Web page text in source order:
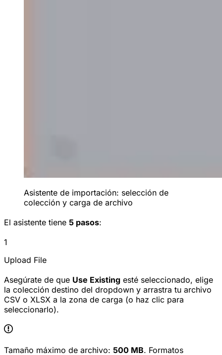
Asistente de importación: selección de
colección y carga de archivo
El asistente tiene 5 pasos:
1
Upload File
Asegúrate de que Use Existing esté seleccionado, elige
la colección destino del dropdown y arrastra tu archivo
CSV o XLSX a la zona de carga (o haz clic para
seleccionarlo).
Tamaño máximo de archivo: 500 MB. Formatos